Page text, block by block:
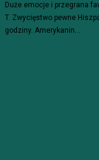
Duże emocje i przegrana
T. Zwycięstwo pewne
godziny. Amerykanin...